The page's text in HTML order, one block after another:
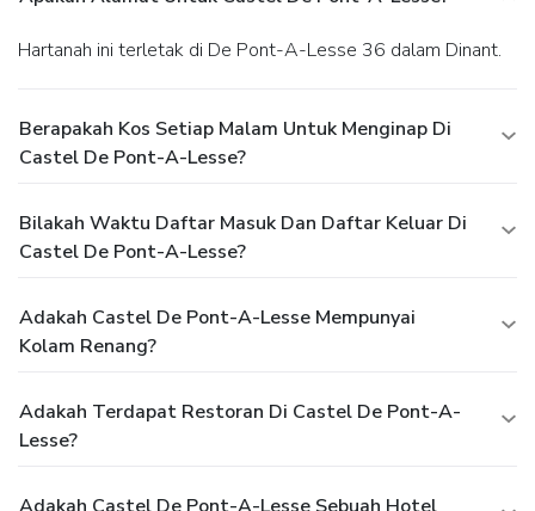
Hartanah ini terletak di De Pont-A-Lesse 36 dalam Dinant.
Berapakah Kos Setiap Malam Untuk Menginap Di
Castel De Pont-A-Lesse?
Bilakah Waktu Daftar Masuk Dan Daftar Keluar Di
Castel De Pont-A-Lesse?
Adakah Castel De Pont-A-Lesse Mempunyai
Kolam Renang?
Adakah Terdapat Restoran Di Castel De Pont-A-
Lesse?